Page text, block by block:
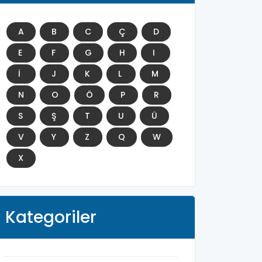
A B C Ç
D
E
F G H
I
İ
J K L
M
N
O Ö P
R
S
Ş T U
Ü
V
Y Z Q
W
X
Kategoriler